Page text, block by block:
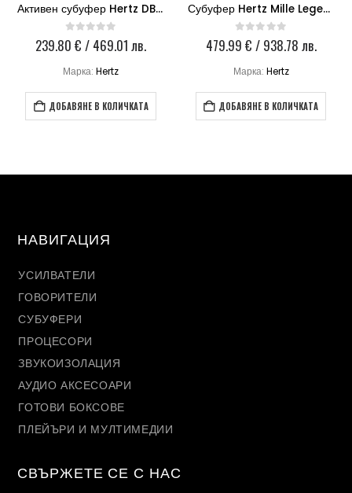
Активен субуфер Hertz DBA 200.3
0out of 5
239.80€ / 469.01 лв.
Марка:Hertz
ДОБАВЯНЕ В КОЛИЧКАТА
Субуфер Hertz Mille Legend ML 2000.3
0 out of 5
479.99 € / 938.78 лв.
Марка: Hertz
ДОБАВЯНЕ В КОЛИЧКАТА
НАВИГАЦИЯ
УСИЛВАТЕЛИ
ГОВОРИТЕЛИ
СУБУФЕРИ
ПРОЦЕСОРИ
ЗВУКОИЗОЛАЦИЯ
АУДИО АКСЕСОАРИ
ГОТОВИ БОКСОВЕ
ПЛЕЙЪРИ И МУЛТИМЕДИИ
СВЪРЖЕТЕ СЕ С НАС